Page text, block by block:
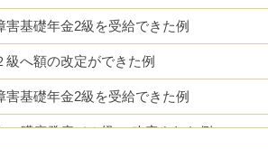
害基礎年金2級を受給できた例
級へ額の改定ができた例
害基礎年金2級を受給できた例
、膵癌発症で１級にt改定された例